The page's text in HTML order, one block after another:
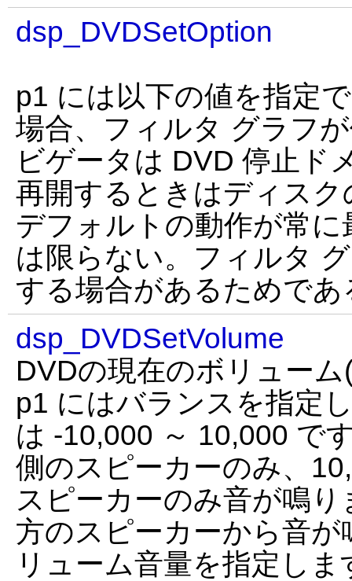
dsp_DVDSetOption
p1 には以下の値を指定
場合、フィルタ グラフ
ビゲータは DVD 停止ド
再開するときはディス
デフォルトの動作が常
は限らない。フィルタ
する場合があるためであ
dsp_DVDSetVolume
DVDの現在のボリュー
p1 にはバランスを指定
は -10,000 ～ 10,000 で
側のスピーカーのみ、
スピーカーのみ音が鳴
方のスピーカーから音
リューム音量を指定しま